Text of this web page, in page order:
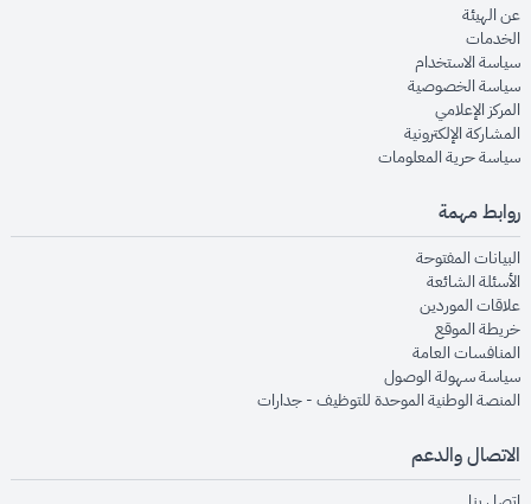
عن الهيئةopens in new window
الخدماتopens in new window
سياسة الاستخدامopens in new window
سياسة الخصوصيةopens in new window
المركز الإعلاميopens in new window
المشاركة الإلكترونيةopens in new window
سياسة حرية المعلوماتopens in new window
روابط مهمة
البيانات المفتوحةopens in new window
الأسئلة الشائعةopens in new window
علاقات الموردينopens in new window
خريطة الموقعopens in new window
المنافسات العامةopens in new window
سياسة سهولة الوصولopens in new window
المنصة الوطنية الموحدة للتوظيف - جداراتopens in new window
الاتصال والدعم